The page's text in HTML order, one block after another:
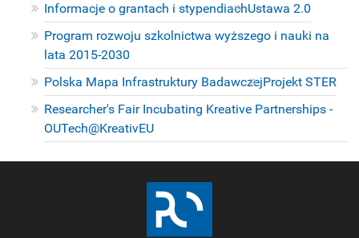
Informacje o grantach i stypendiachUstawa 2.0
Program rozwoju szkolnictwa wyższego i nauki na
lata 2015-2030
Polska Mapa Infrastruktury BadawczejProjekt STER
Researcher's Fair Incubating Kreative Partnerships -
OUTech@KreativEU